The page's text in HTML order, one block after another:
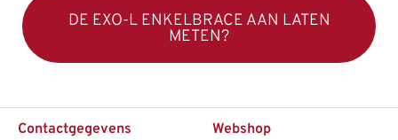
DE EXO-L ENKELBRACE AAN LATEN
METEN?
Contactgegevens Webshop